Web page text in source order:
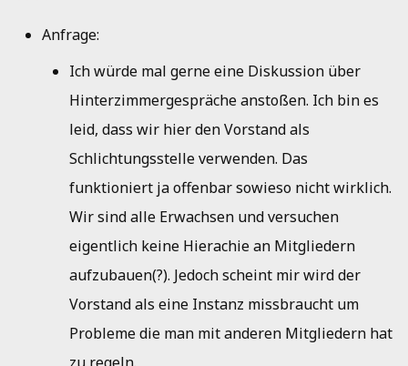
Anfrage:
Ich würde mal gerne eine Diskussion über
Hinterzimmergespräche anstoßen. Ich bin es
leid, dass wir hier den Vorstand als
Schlichtungsstelle verwenden. Das
funktioniert ja offenbar sowieso nicht wirklich.
Wir sind alle Erwachsen und versuchen
eigentlich keine Hierachie an Mitgliedern
aufzubauen(?). Jedoch scheint mir wird der
Vorstand als eine Instanz missbraucht um
Probleme die man mit anderen Mitgliedern hat